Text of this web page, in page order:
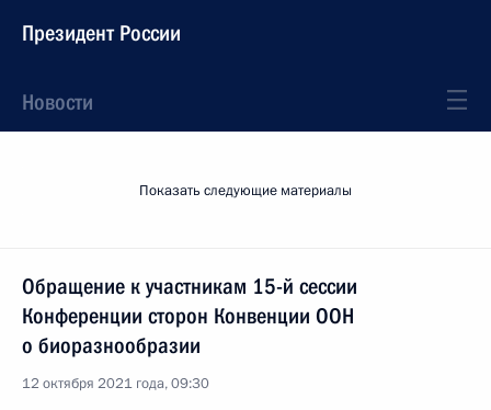
Президент России
Новости
Показать следующие материалы
Обращение к участникам 15-й сессии
Конференции сторон Конвенции ООН
о биоразнообразии
12 октября 2021 года, 09:30